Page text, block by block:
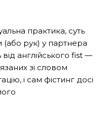
практика, суть
(або рук) у партнера
англійського fist —
зі словом
і сам фістинг досі